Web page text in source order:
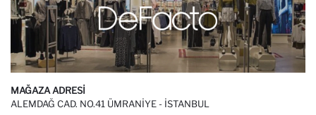
MAĞAZA ADRESI
ALEMDAĞ CAD. NO.41 ÜMRANIYE - İSTANBUL